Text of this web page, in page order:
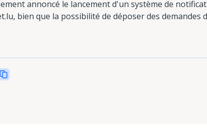
annoncé le lancement d'un système de
bien que la possibilité de déposer des